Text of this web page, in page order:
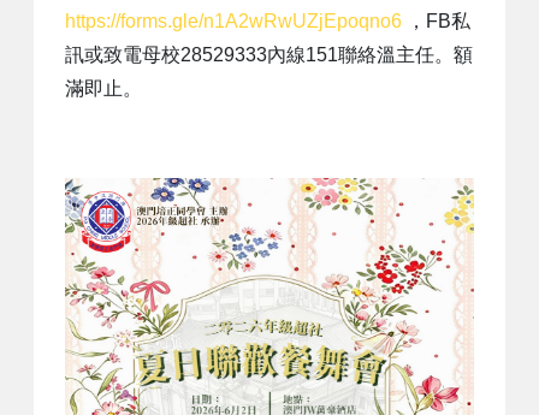
https://forms.gle/n1A2wRwUZjEpoqno6 ，FB私
訊或致電母校28529333內線151聯絡溫主任。額
滿即止。